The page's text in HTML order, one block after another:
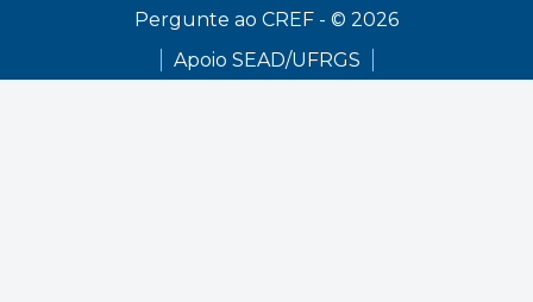
Pergunte ao CREF - © 2026
Apoio SEAD/UFRGS